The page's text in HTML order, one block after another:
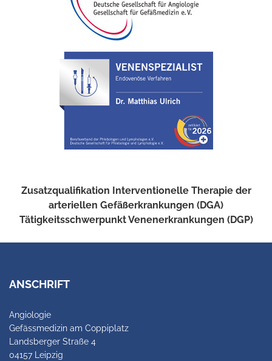
Zusatzqualifikation Interventionelle Therapie der
arteriellen Gefäßerkrankungen (DGA)
Tätigkeitsschwerpunkt Venenerkrankungen (DGP)
ANSCHRIFT
Angiologie
Gefässmedizin am Coppiplatz
Landsberger Straße 4
04157 Leipzig